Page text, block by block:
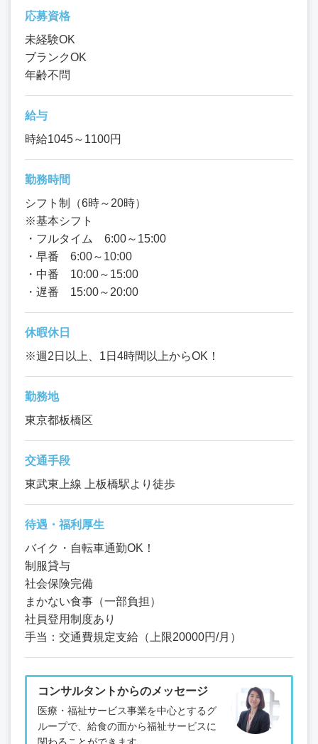
応募資格
未経験OK
ブランクOK
年齢不問
給与
時給1045～1100円
勤務時間
シフト制（6時～20時）
※基本シフト
・フルタイム 6:00～15:00
・早番 6:00～10:00
・中番 10:00～15:00
・遅番 15:00～20:00
休暇休日
※週2日以上、1日4時間以上からOK！
勤務地
東京都板橋区
交通手段
東武東上線 上板橋駅より徒歩
待遇・福利厚生
バイク・自転車通勤OK！
制服貸与
社会保険完備
まかない食事（一部負担）
社員登用制度あり
手当：交通費規定支給（上限20000円/月）
コンサルタントからのメッセージ
医療・福祉サービス事業を中心とするグ
ループで、給食の面から福祉サービスに
関わることができます。